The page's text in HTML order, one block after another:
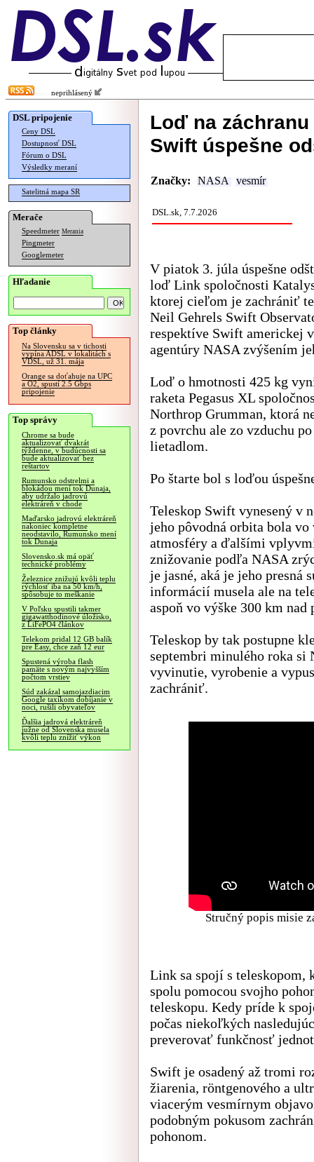
neprihlásený
DSL pripojenie
Ceny DSL
Dostupnosť DSL
Fórum o DSL
Výsledky meraní
Satelitná mapa SR
Merače
Speedmeter Merania
Pingmeter
Googlemeter
Hľadanie
Top články
Na Slovensku sa v tichosti
vypína ADSL v lokalitách s
VDSL, už 31. mája
Orange sa doťahuje na UPC
a O2, spustí 2.5 Gbps
pripojenie
Top správy
Chrome sa bude
aktualizovať dvakrát
týždenne, v budúcnosti sa
bude aktualizovať bez
reštartov
Rumunsko odstrelmi a
blokádou mení tok Dunaja,
aby udržalo jadrovú
elektráreň v chode
Maďarsko jadrovú elektráreň
nakoniec kompletne
neodstavilo, Rumunsko mení
tok Dunaja
Slovensko.sk má opäť
technické problémy
Železnice znižujú kvôli teplu
rýchlosť iba na 50 km/h,
spôsobuje to meškanie
V Poľsku spustili takmer
gigawatthodinové úložisko,
z LiFePO4 článkov
Telekom pridal 12 GB balík
pre Easy, chce zaň 12 eur
Spustená výroba flash
pamäte s novým najvyšším
počtom vrstiev
Súd zakázal samojazdiacim
Google taxíkom dobíjanie v
noci, rušili obyvateľov
Ďalšia jadrová elektráreň
južne od Slovenska musela
kvôli teplu znížiť výkon
Loď na
Swift úspešne
Značky: NASA vesmír
DSL.sk, 7.7.2026
V piatok 3. júla úspešne
loď Link spoločnosti
ktorej cieľom je zachrániť
Neil Gehrels Swift
respektíve Swift americkej
agentúry NASA zvýšením
Loď o hmotnosti 425 kg
raketa Pegasus XL
Northrop Grumman, ktorá
z povrchu ale zo vzduchu
lietadlom.
Po štarte bol s loďou
Teleskop Swift vynesený v
jeho pôvodná orbita bola
atmosféry a ďalšími
znižovanie podľa NASA
je jasné, aká je jeho presná
informácií musela ale na
aspoň vo výške 300 km nad
Teleskop by tak postupne
septembri minulého roka si
vyvinutie, vyrobenie a
zachrániť.
Stručný popis misie
Link sa spojí s teleskopom,
spolu pomocou svojho
teleskopu. Kedy príde k
počas niekoľkých
preverovať funkčnosť
Swift je osadený až tromi
žiarenia, röntgenového a
viacerým vesmírnym
podobným pokusom
pohonom.